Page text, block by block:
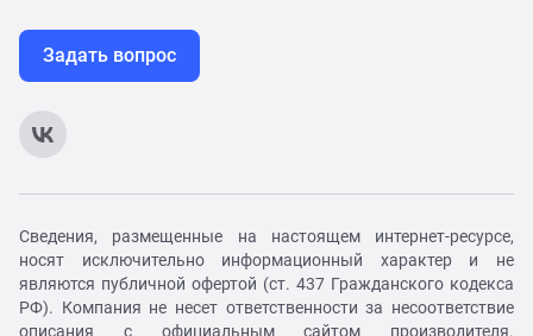
Задать вопрос
Сведения, размещенные на настоящем интернет-ресурсе,
носят исключительно информационный характер и не
являются публичной офертой (ст. 437 Гражданского кодекса
РФ). Компания не несет ответственности за несоответствие
описания с официальным сайтом производителя.